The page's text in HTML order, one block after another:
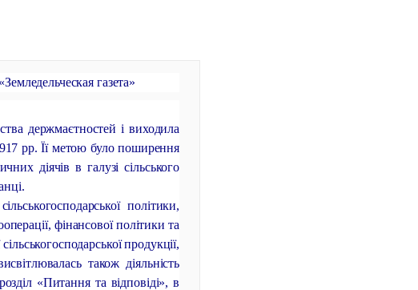
газета»
держмаєтностей і виходила
рр. Її метою було поширення
діячів в галузі сільського
політики,
фінансової політики та
продукції,
також діяльність
«Питання та відповіді», в